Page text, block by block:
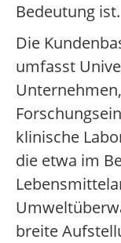
Bedeutung ist.
Die
umfasst
klinische
die etwa im
breite